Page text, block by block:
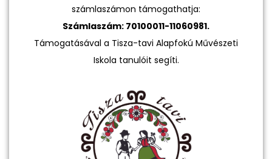
számlaszámon támogathatja:
Számlaszám: 70100011-11060981.
Támogatásával a Tisza-tavi Alapfokú Művészeti
Iskola tanulóit segíti.